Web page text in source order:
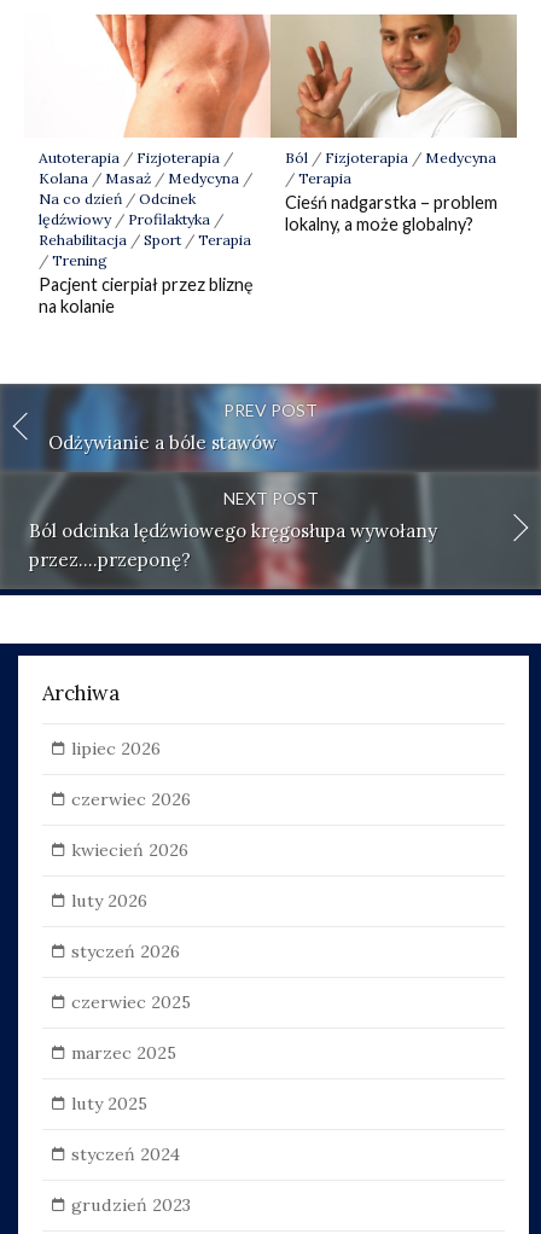
Autoterapia / Fizjoterapia /
Kolana / Masaż/ Medycyna /
Na co dzień/ Odcinek
lędźwiowy/ Profilaktyka /
Rehabilitacja / Sport/ Terapia
/ Trening
Pacjent cierpiał przez bliznę
na kolanie
Ból / Fizjoterapia / Medycyna
/ Terapia
Cieśń nadgarstka – problem
lokalny, a może globalny?
PREV POST
Odżywianie a bóle stawów
NEXT POST
Ból odcinka lędźwiowego kręgosłupa wywołany
przez….przeponę?
Archiwa
lipiec 2026
czerwiec 2026
kwiecień 2026
luty 2026
styczeń 2026
czerwiec 2025
marzec 2025
luty 2025
styczeń 2024
grudzień 2023